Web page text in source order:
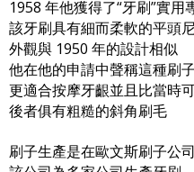
1958 年他獲得了“牙刷”實用
該牙刷具有細而柔軟的平頭
外觀與 1950 年的設計相似
他在他的申請中聲稱這種刷
更適合按摩牙齦並且比當時
後者俱有粗糙的斜角刷毛
刷子生產是在歐文斯刷子公